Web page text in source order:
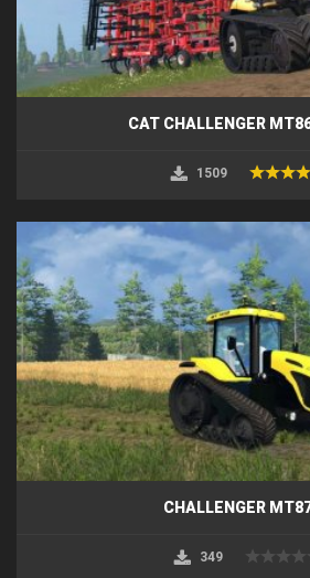
CAT CHALLENGER
1509
CHALLENGER
349